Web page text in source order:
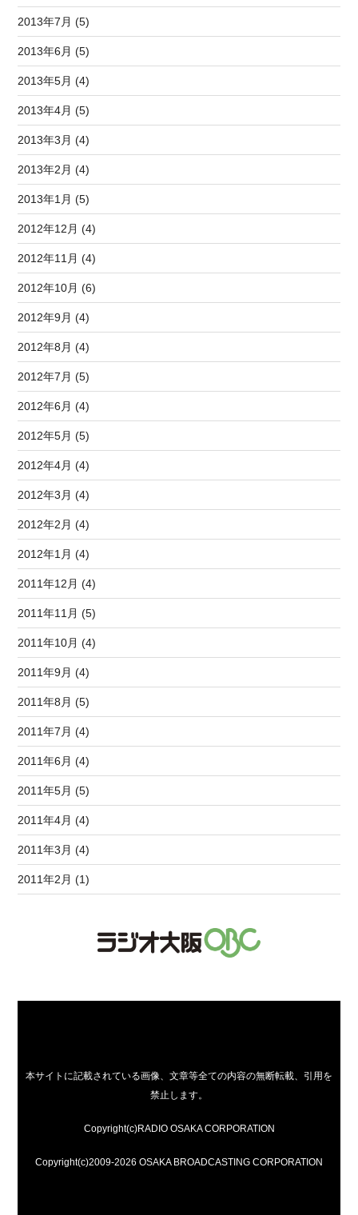
2013年7月 (5)
2013年6月 (5)
2013年5月 (4)
2013年4月 (5)
2013年3月 (4)
2013年2月 (4)
2013年1月 (5)
2012年12月 (4)
2012年11月 (4)
2012年10月 (6)
2012年9月 (4)
2012年8月 (4)
2012年7月 (5)
2012年6月 (4)
2012年5月 (5)
2012年4月 (4)
2012年3月 (4)
2012年2月 (4)
2012年1月 (4)
2011年12月 (4)
2011年11月 (5)
2011年10月 (4)
2011年9月 (4)
2011年8月 (5)
2011年7月 (4)
2011年6月 (4)
2011年5月 (5)
2011年4月 (4)
2011年3月 (4)
2011年2月 (1)
本サイトに記載されている画像、文章等全ての内容の無断転載、引用を
禁止します。
Copyright(c)RADIO OSAKA CORPORATION
Copyright(c)2009-2026 OSAKA BROADCASTING CORPORATION